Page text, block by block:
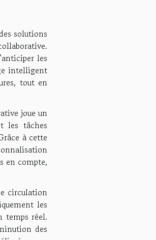
solutions
les
intelligent
tout en
joue un
les tâches
à cette
en compte,
circulation
les
temps réel.
des